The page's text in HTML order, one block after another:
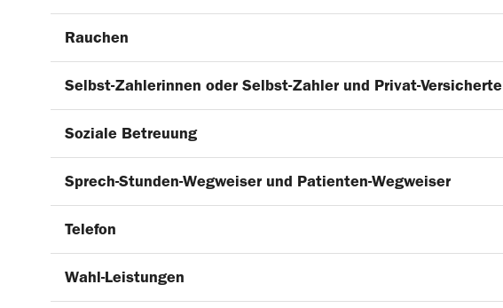
Rauchen
Selbst-Zahlerinnen oder Selbst-Zahler und Privat-Versicherte
Soziale Betreuung
Sprech-Stunden-Wegweiser und Patienten-Wegweiser
Telefon
Wahl-Leistungen